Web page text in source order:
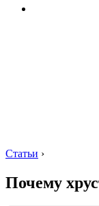
Статьи ›
Почему